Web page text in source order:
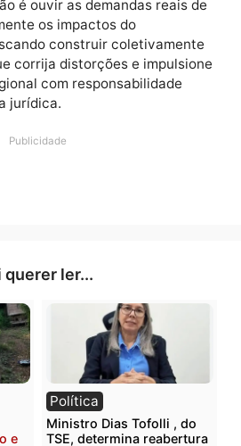
de atualização do Zoneamento
(ZSEE) do estado.
os municípios de Presidente
rurais, entidades ambientais,
e moradores que desejam
de zoneamento mais justo